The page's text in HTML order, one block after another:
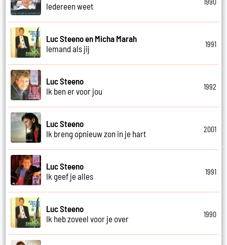
Iedereen weet
Luc Steeno en Micha Marah
Iemand als jij
1991
Luc Steeno
Ik ben er voor jou
1992
Luc Steeno
Ik breng opnieuw zon in je hart
2001
Luc Steeno
Ik geef je alles
1991
Luc Steeno
Ik heb zoveel voor je over
1990